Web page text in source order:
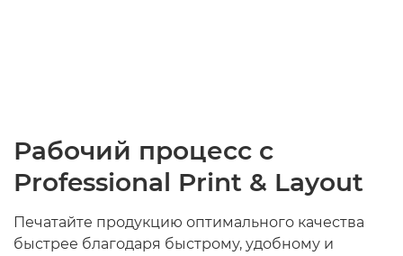
Рабочий процесс с
Professional Print & Layout
Печатайте продукцию оптимального качества
быстрее благодаря быстрому, удобному и